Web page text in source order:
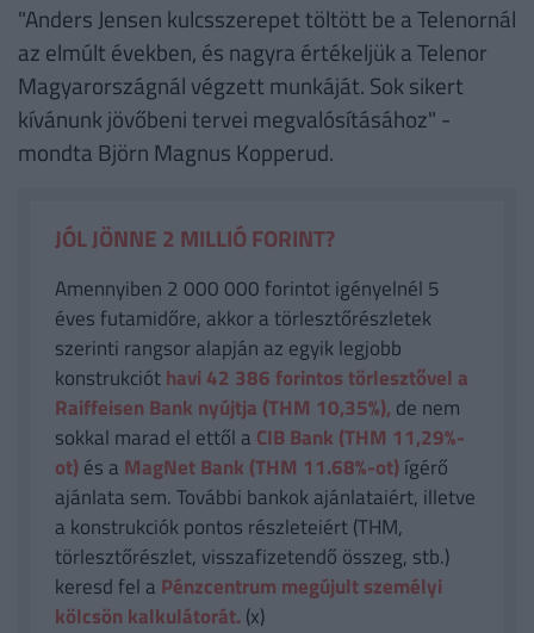
"Anders Jensen kulcsszerepet töltött be a Telenornál
az elmúlt években, és nagyra értékeljük a Telenor
Magyarországnál végzett munkáját. Sok sikert
kívánunk jövőbeni tervei megvalósításához" -
mondta Björn Magnus Kopperud.
JÓL JÖNNE 2 MILLIÓ FORINT?
Amennyiben 2 000 000 forintot igényelnél 5
éves futamidőre, akkor a törlesztőrészletek
szerinti rangsor alapján az egyik legjobb
konstrukcióthavi 42 386 forintos törlesztővel a
Raiffeisen Bank nyújtja (THM 10,35%), de nem
sokkal marad el ettől a CIB Bank (THM 11,29%-
ot)és a MagNet Bank (THM 11.68%-ot)ígérő
ajánlata sem. További bankok ajánlataiért, illetve
a konstrukciók pontos részleteiért (THM,
törlesztőrészlet, visszafizetendő összeg, stb.)
keresd fel a Pénzcentrum megújult személyi
kölcsön kalkulátorát. (x)